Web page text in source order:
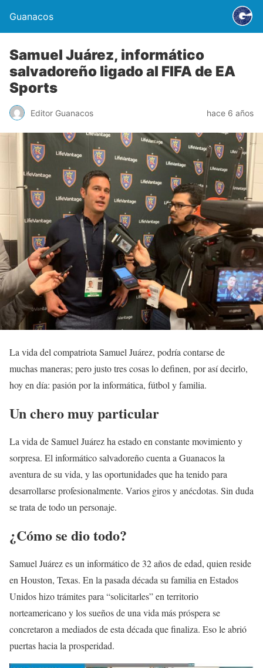
Guanacos
Samuel Juárez, informático
salvadoreño ligado al FIFA de EA
Sports
Editor Guanacos hace 6 años
La vida del compatriota Samuel Juárez, podría contarse de
muchas maneras; pero justo tres cosas lo definen, por así decirlo,
hoy en día: pasión por la informática, fútbol y familia.
Un chero muy particular
La vida de Samuel Juárez ha estado en constante movimiento y
sorpresa. El informático salvadoreño cuenta a Guanacos la
aventura de su vida, y las oportunidades que ha tenido para
desarrollarse profesionalmente. Varios giros y anécdotas. Sin duda
se trata de todo un personaje.
¿Cómo se dio todo?
Samuel Juárez es un informático de 32 años de edad, quien reside
en Houston, Texas. En la pasada década su familia en Estados
Unidos hizo trámites para “solicitarles” en territorio
norteamericano y los sueños de una vida más próspera se
concretaron a mediados de esta década que finaliza. Eso le abrió
puertas hacia la prosperidad.